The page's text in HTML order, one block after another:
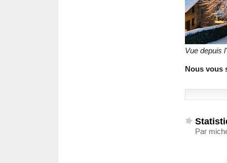
Vue depuis
Nous vous
Par